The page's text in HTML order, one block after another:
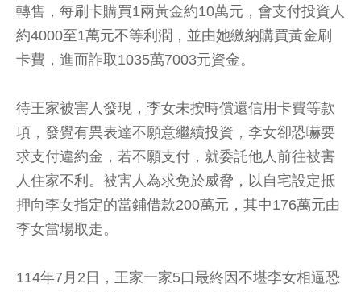
轉售，每刷卡購買1兩黃金約10萬元，會支付投資人
約4000至1萬元不等利潤，並由她繳納購買黃金刷
卡費，進而詐取1035萬7003元資金。
待王家被害人發現，李女未按時償還信用卡費等款
項，發覺有異表達不願意繼續投資，李女卻恐嚇要
求支付違約金，若不願支付，就委託他人前往被害
人住家不利。被害人為求免於威脅，以自宅設定抵
押向李女指定的當鋪借款200萬元，其中176萬元由
李女當場取走。
114年7月2日，王家一家5口最終因不堪李女相逼恐